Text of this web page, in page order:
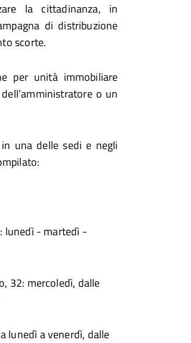
la cittadinanza, in
di distribuzione
scorte.
per unità immobiliare
o un
una delle sedi e negli
lunedì - martedì -
32: mercoledì, dalle
lunedì a venerdì, dalle